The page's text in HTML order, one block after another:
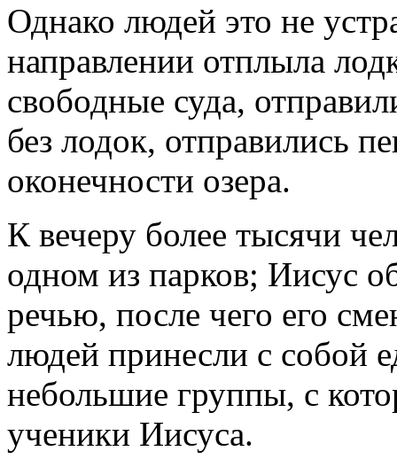
Однако людей это не
направлении отплыла
свободные суда,
без лодок, отправились
оконечности озера.
К вечеру более тысячи
одном из парков; Иисус
речью, после чего его
людей принесли с собой
небольшие группы, с
ученики Иисуса.